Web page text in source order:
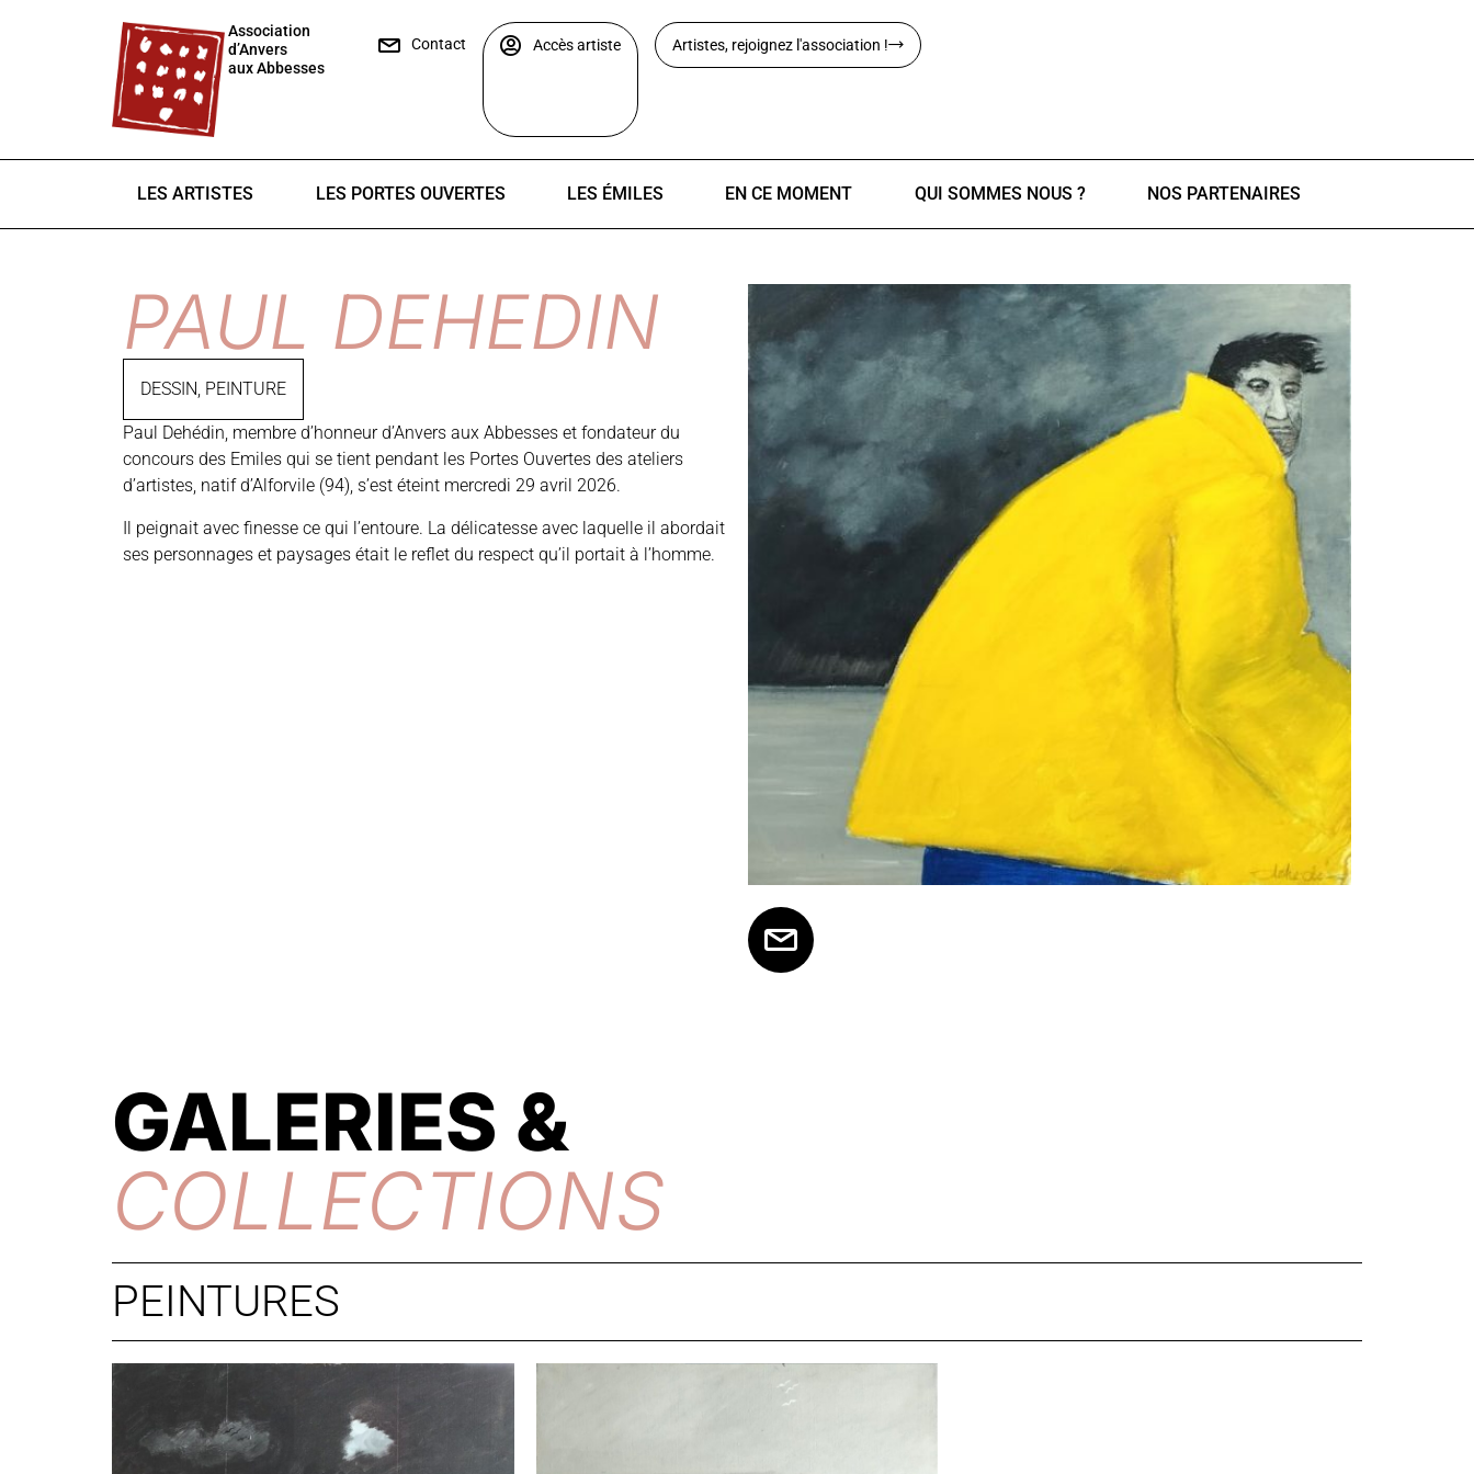
Association
d’Anvers
aux Abbesses
Contact Accès artiste Artistes, rejoignez l'association !
LES ARTISTES LES PORTES OUVERTES LES ÉMILES EN CE MOMENT QUI SOMMES NOUS ? NOS PARTENAIRES
PAUL DEHEDIN
DESSIN, PEINTURE
Paul Dehédin, membre d’honneur d’Anvers aux Abbesses et fondateur du
concours des Emiles qui se tient pendant les Portes Ouvertes des ateliers
d’artistes, natif d’Alforvile (94), s’est éteint mercredi 29 avril 2026.
Il peignait avec finesse ce qui l’entoure. La délicatesse avec laquelle il abordait
ses personnages et paysages était le reflet du respect qu’il portait à l’homme.
GALERIES &
COLLECTIONS
PEINTURES